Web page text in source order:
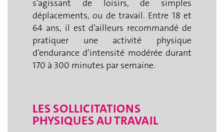
s’agissant de loisirs, de simples
déplacements, ou de travail. Entre 18 et
64 ans, il est d’ailleurs recommandé de
pratiquer une activité physique
d’endurance d’intensité modérée durant
170 à 300 minutes par semaine.
LES SOLLICITATIONS
PHYSIQUES AU TRAVAIL